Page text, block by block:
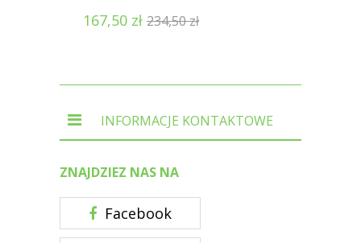
167,50 zł 234,50zł
INFORMACJE KONTAKTOWE
ZNAJDZIEZ NAS NA
Facebook